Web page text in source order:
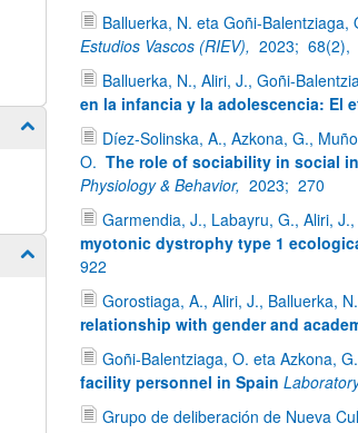
Erakutsi/izkutatu azpiorriak
Erakutsi/izkutatu azpiorriak
Balluerka, N. eta Goñi-Balentziaga,
Estudios Vascos (RIEV), 2023; 68(2),
Balluerka, N., Aliri, J., Goñi-
en la infancia y la adolescencia: El
Díez-Solinska, A., Azkona, G.,
O. The role of sociability in social
Physiology & Behavior, 2023; 270
Garmendia, J., Labayru, G., Aliri,
myotonic dystrophy type 1
922
Gorostiaga, A., Aliri, J., Balluerka,
relationship with gender and
Goñi-Balentziaga, O. eta Azkona, G.
facility personnel in Spain
Grupo de deliberación de Nueva